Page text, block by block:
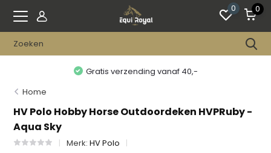
0 0
Gratis verzending vanaf 40,-
Home
HV Polo Hobby Horse Outdoordeken HVPRuby -
Aqua Sky
Merk:HV Polo